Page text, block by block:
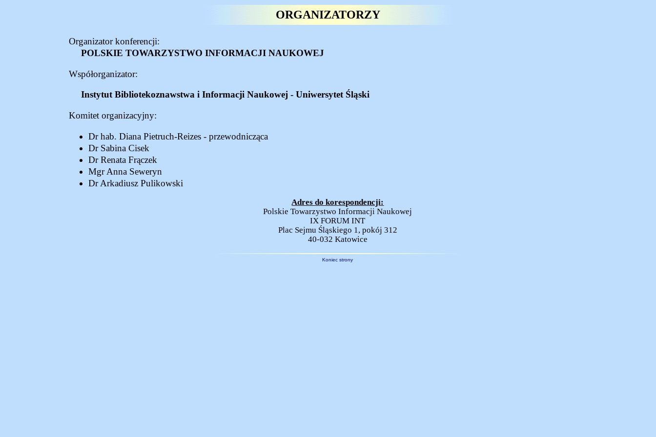
ORGANIZATORZY
Organizator konferencji:
POLSKIE TOWARZYSTWO INFORMACJI NAUKOWEJ
Współorganizator:
Instytut Bibliotekoznawstwa i Informacji Naukowej - Uniwersytet Śląski
Komitet organizacyjny:
Dr hab. Diana Pietruch-Reizes - przewodnicząca
Dr Sabina Cisek
Dr Renata Frączek
Mgr Anna Seweryn
Dr Arkadiusz Pulikowski
Adres do korespondencji:
Polskie Towarzystwo Informacji Naukowej
IX FORUM INT
Plac Sejmu Śląskiego 1, pokój 312
40-032 Katowice
Koniec strony